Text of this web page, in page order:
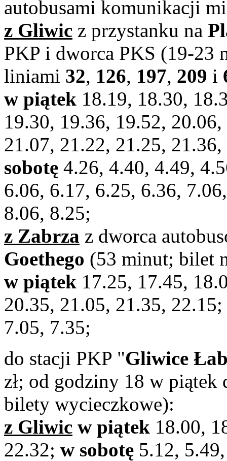
autobusami komunikacji
z Gliwic z przystanku na
PKP i dworca PKS (19-23
liniami 32, 126, 197, 209 i
w piątek 18.19, 18.30,
19.30, 19.36, 19.52,
21.07, 21.22, 21.25,
sobotę 4.26, 4.40, 4.49,
6.06, 6.17, 6.25, 6.36,
8.06, 8.25;
z Zabrza z dworca
Goethego (53 minut; bilet
w piątek 17.25, 17.45,
20.35, 21.05, 21.35, 22.15;
7.05, 7.35;
do stacji PKP "Gliwice
zł; od godziny 18 w
bilety wycieczkowe):
z Gliwic w piątek 18.00,
22.32; w sobotę 5.12,